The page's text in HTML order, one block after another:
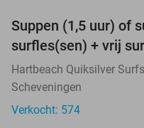
Suppen (1,5 uur) of
surfles(sen) + vrij
Hartbeach Quiksilver
Scheveningen
Verkocht: 574